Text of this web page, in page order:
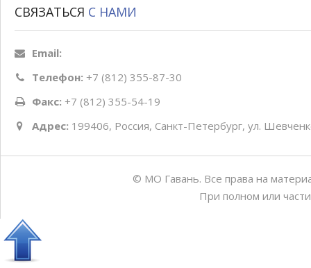
СВЯЗАТЬСЯ С НАМИ
Email:
Телефон: +7 (812) 355-87-30
Факс: +7 (812) 355-54-19
Адрес: 199406, Россия, Санкт-Петербург, ул.
© МО Гавань. Все права на
При полном или